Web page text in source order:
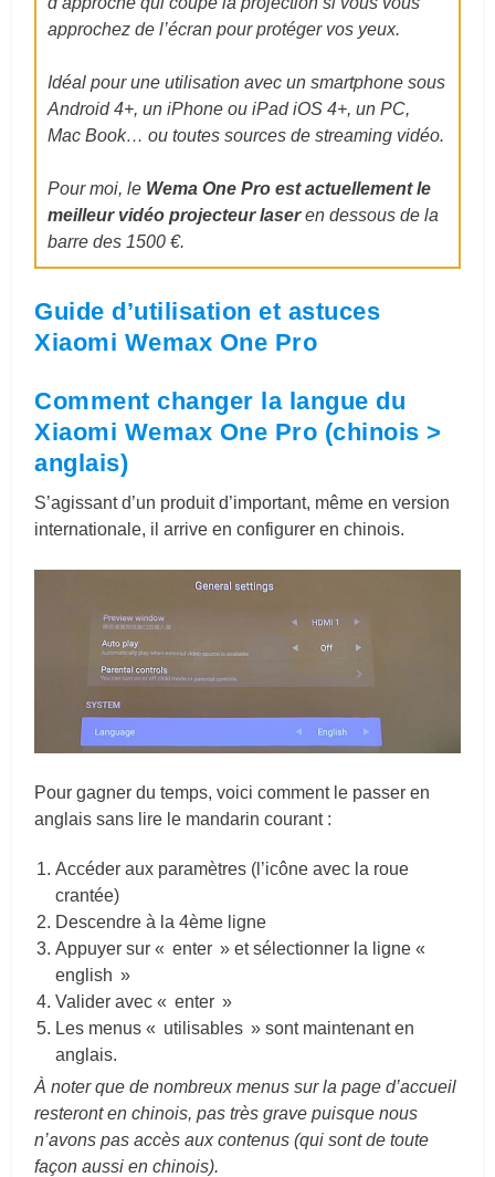
approchez de l’écran pour protéger vos yeux.
Idéal pour une utilisation avec un smartphone sous
Android 4+, un iPhone ou iPad iOS 4+, un PC,
Mac Book… ou toutes sources de streaming vidéo.
Pour moi, le Wema One Pro est actuellement le
meilleur vidéo projecteur laseren dessous de la
barre des 1500 €.
Guide d’utilisation et astuces
Xiaomi Wemax One Pro
Comment changer la langue du
Xiaomi Wemax One Pro (chinois >
anglais)
S’agissant d’un produit d’important, même en version
internationale, il arrive en configurer en chinois.
Pour gagner du temps, voici comment le passer en
anglais sans lire le mandarin courant :
Accéder aux paramètres (l’icône avec la roue
crantée)
Descendre à la 4ème ligne
Appuyer sur « enter » et sélectionner la ligne «
english »
Valider avec « enter »
Les menus « utilisables » sont maintenant en
anglais.
À noter que de nombreux menus sur la page d’accueil
resteront en chinois, pas très grave puisque nous
n’avons pas accès aux contenus (qui sont de toute
façon aussi en chinois).